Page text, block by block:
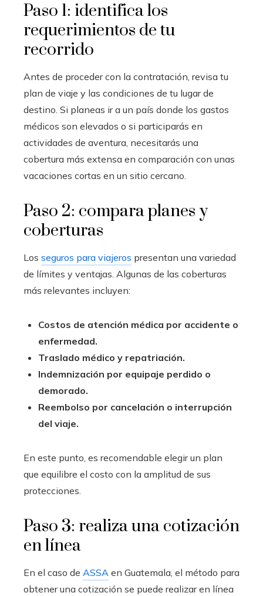
Paso 1: identifica los
requerimientos de tu
recorrido
Antes de proceder con la contratación, revisa tu
plan de viaje y las condiciones de tu lugar de
destino. Si planeas ir a un país donde los gastos
médicos son elevados o si participarás en
actividades de aventura, necesitarás una
cobertura más extensa en comparación con unas
vacaciones cortas en un sitio cercano.
Paso 2: compara planes y
coberturas
Los seguros para viajeros presentan una variedad
de límites y ventajas. Algunas de las coberturas
más relevantes incluyen:
Costos de atención médica por accidente o
enfermedad.
Traslado médico y repatriación.
Indemnización por equipaje perdido o
demorado.
Reembolso por cancelación o interrupción
del viaje.
En este punto, es recomendable elegir un plan
que equilibre el costo con la amplitud de sus
protecciones.
Paso 3: realiza una cotización
en línea
En el caso de ASSA en Guatemala, el método para
obtener una cotización se puede realizar en línea